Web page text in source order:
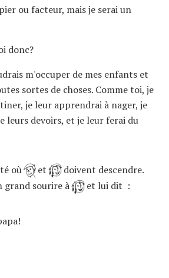
ou facteur, mais je serai un
donc?
m'occuper de mes enfants et
sortes de choses. Comme toi, je
je leur apprendrai à nager, je
leurs devoirs, et je leur ferai du
où et
doivent descendre.
grand sourire à
et lui dit :